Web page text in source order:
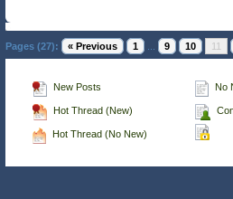
Pages (27): « Previous 1 9 10 11
New Posts
Hot Thread (New)
Hot Thread (No New)
No